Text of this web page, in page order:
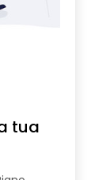
tua